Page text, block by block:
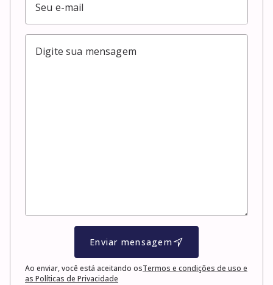
Enviar mensagem
Ao enviar, você está aceitando osTermos e condições de uso e
as Políticas de Privacidade